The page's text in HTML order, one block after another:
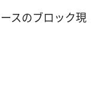
スのブロック現